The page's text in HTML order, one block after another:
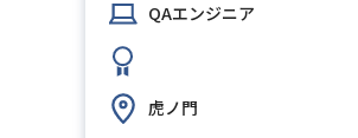
QAエンジニア
虎ノ門